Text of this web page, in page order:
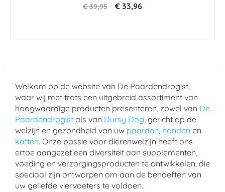
€ 39,95 € 33,96
Welkom op de website van De Paardendrogist,
waar wij met trots een uitgebreid assortiment van
hoogwaardige producten presenteren, zowel van De
Paardendrogist als van Dursy Dog, gericht op de
welzijn en gezondheid van uw paarden, honden en
katten. Onze passie voor dierenwelzijn heeft ons
ertoe aangezet een diversiteit aan supplementen,
voeding en verzorgingsproducten te ontwikkelen, die
speciaal zijn ontworpen om aan de behoeften van
uw geliefde viervoeters te voldoen.